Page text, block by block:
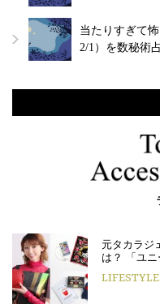
当たりすぎて
2/1）を数秘術
元タカラジ
は？ 「ユ
LIFESTYLE